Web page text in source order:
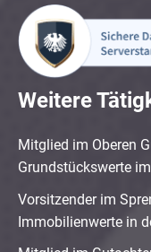
Weitere
Mitglied im Oberen
Grundstückswerte
Vorsitzender im
Immobilienwerte in